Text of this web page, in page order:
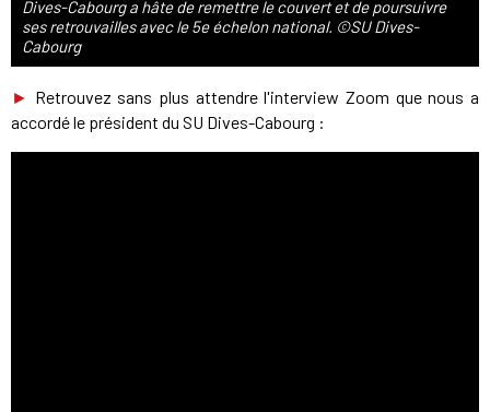
Dives-Cabourg a hâte de remettre le couvert et de poursuivre
ses retrouvailles avec le 5e échelon national. ©SU Dives-
Cabourg
► Retrouvez sans plus attendre l'interview Zoom que nous a
accordé le président du SU Dives-Cabourg :